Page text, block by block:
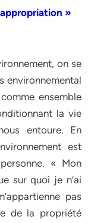
»
on se
environnemental
ensemble
la vie
entoure. En
est
« Mon
sur quoi je n’ai
pas
de la propriété